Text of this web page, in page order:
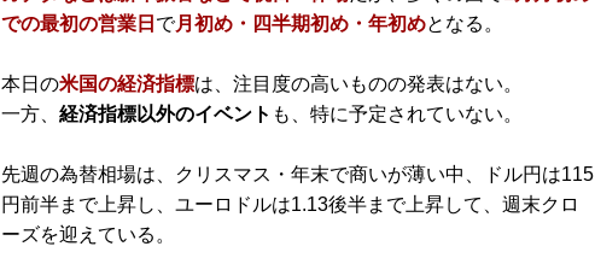
での最初の営業日 で月初め・四半期初め・年初めとなる。
本日の米国の経済指標は、注目度の高いものの発表はない。
一方、 経済指標以外のイベント も、特に予定されていない。
先週の為替相場は、クリスマス・年末で商いが薄い中、ドル円は115
円前半まで上昇し、ユーロドルは1.13後半まで上昇して、週末クロ
ーズを迎えている。